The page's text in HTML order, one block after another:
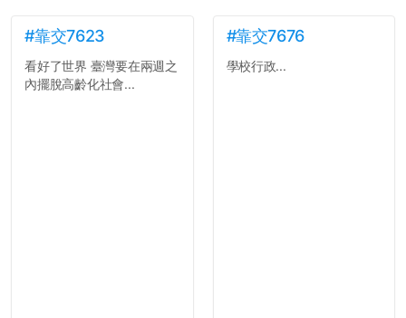
#靠交7623
看好了世界 臺灣要在兩週之
內擺脫高齡化社會...
#靠交7676
學校行政...